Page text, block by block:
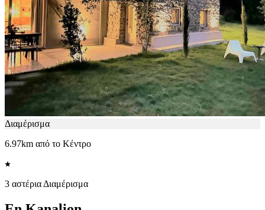
Διαμέρισμα
6.97km από το Κέντρο
3 αστέρια Διαμέρισμα